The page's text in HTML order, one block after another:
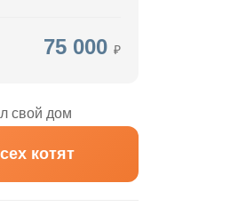
75 000 ₽
свой дом
котят